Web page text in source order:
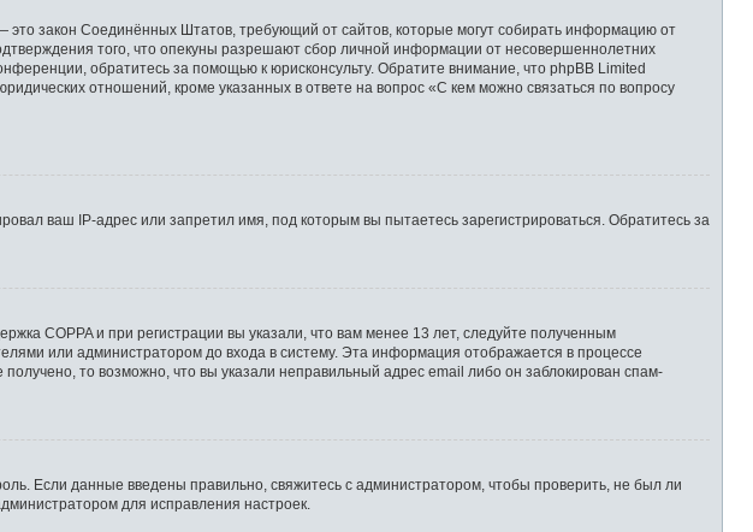
это закон Соединённых Штатов, требующий от сайтов, которые могут собирать информацию от
того, что опекуны разрешают сбор личной информации от несовершеннолетних
обратитесь за помощью к юрисконсульту. Обратите внимание, что phpBB Limited
отношений, кроме указанных в ответе на вопрос «С кем можно связаться по вопросу
ваш IP-адрес или запретил имя, под которым вы пытаетесь зарегистрироваться. Обратитесь за
COPPA и при регистрации вы указали, что вам менее 13 лет, следуйте полученным
или администратором до входа в систему. Эта информация отображается в процессе
то возможно, что вы указали неправильный адрес email либо он заблокирован спам-
Если данные введены правильно, свяжитесь с администратором, чтобы проверить, не был ли
для исправления настроек.